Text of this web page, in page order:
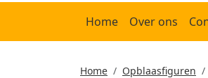
Home Over ons
Home Opblaasfiguren